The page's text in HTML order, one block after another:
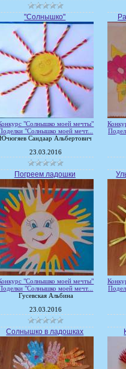
"Солнышко"
"Солнышко моей мечты"
"Солнышко моей мечт...
Ючюгяев Сандаар Альбертович
23.03.2016
Погреем ладошки
"Солнышко моей мечты"
"Солнышко моей мечт...
Гусевская Альбина
23.03.2016
Солнышко в ладошках